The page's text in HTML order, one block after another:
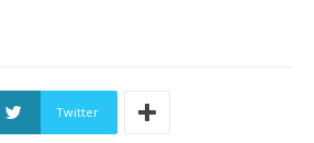
Twitter